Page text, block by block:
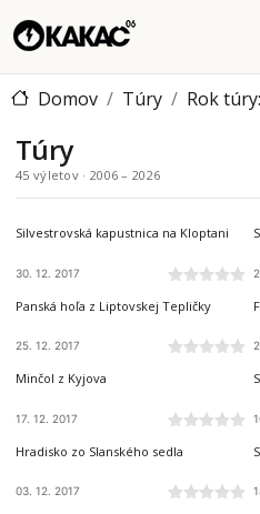
Domov Túry Rok
Túry
45 výletov · 2006 – 2026
VOLOVSKÉ VRCHY
Silvestrovská kapustnica na Kloptani
30. 12. 2017
NÍZKE TATRY
Panská hoľa z Liptovskej Tepličky
25. 12. 2017
ČERGOV
Minčol z Kyjova
17. 12. 2017
SLANSKÉ VRCHY
Hradisko zo Slanského sedla
03. 12. 2017
ZÁPADNÉ TATRY